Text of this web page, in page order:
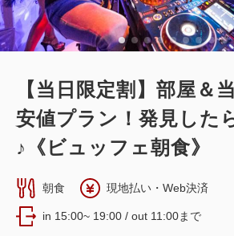
【当日限定割】部屋＆
安値プラン！発見した
♪《ビュッフェ朝食》
朝食 現地払い・Web決済
in 15:00~ 19:00 / out 11:00まで